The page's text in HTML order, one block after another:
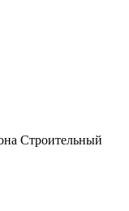
Строительный